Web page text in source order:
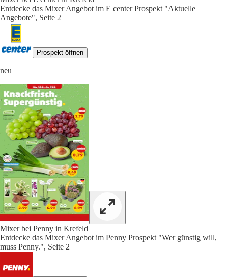
Entdecke das Mixer Angebot im E center Prospekt "Aktuelle
Angebote", Seite 2
Prospekt öffnen
neu
Mixer bei Penny in Krefeld
Entdecke das Mixer Angebot im Penny Prospekt "Wer günstig will,
muss Penny.", Seite 2